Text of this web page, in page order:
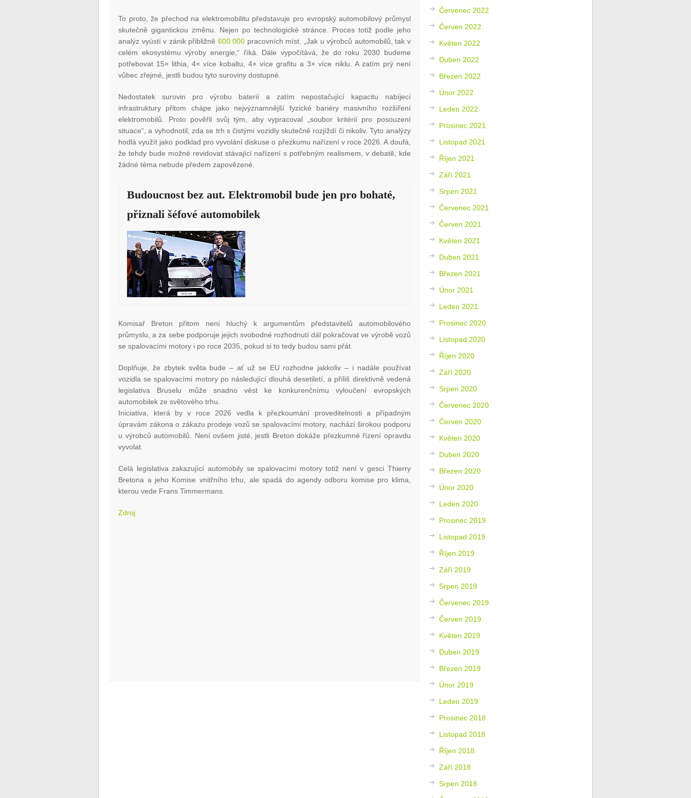
To proto, že přechod na elektromobilitu představuje pro evropský automobilový průmysl
skutečně gigantickou změnu. Nejen po technologické stránce. Proces totiž podle jeho
analýz vyústí v zánik přibližně 600 000 pracovních míst. „Jak u výrobců automobilů, tak v
celém ekosystému výroby energie,“ říká. Dále vypočítává, že do roku 2030 budeme
potřebovat 15× lithia, 4× více kobaltu, 4× více grafitu a 3× více niklu. A zatím prý není
vůbec zřejmé, jestli budou tyto suroviny dostupné.
Nedostatek surovin pro výrobu baterií a zatím nepostačující kapacitu nabíjecí
infrastruktury přitom chápe jako nejvýznamnější fyzické bariéry masivního rozšíření
elektromobilů. Proto pověřil svůj tým, aby vypracoval „soubor kritérií pro posouzení
situace“, a vyhodnotil, zda se trh s čistými vozidly skutečně rozjíždí či nikoliv. Tyto analýzy
hodlá využít jako podklad pro vyvolání diskuse o přezkumu nařízení v roce 2026. A doufá,
že tehdy bude možné revidovat stávající nařízení s potřebným realismem, v debatě, kde
žádné téma nebude předem zapovězené.
Budoucnost bez aut. Elektromobil bude jen pro bohaté,
přiznali šéfové automobilek
Komisař Breton přitom není hluchý k argumentům představitelů automobilového
průmyslu, a za sebe podporuje jejich svobodné rozhodnutí dál pokračovat ve výrobě vozů
se spalovacími motory i po roce 2035, pokud si to tedy budou sami přát.
Doplňuje, že zbytek světa bude – ať už se EU rozhodne jakkoliv – i nadále používat
vozidla se spalovacími motory po následující dlouhá desetiletí, a příliš direktivně vedená
legislativa Bruselu může snadno vést ke konkurenčnímu vyloučení evropských
automobilek ze světového trhu.
Iniciativa, která by v roce 2026 vedla k přezkoumání proveditelnosti a případným
úpravám zákona o zákazu prodeje vozů se spalovacími motory, nachází širokou podporu
u výrobců automobilů. Není ovšem jisté, jestli Breton dokáže přezkumné řízení opravdu
vyvolat.
Celá legislativa zakazující automobily se spalovacími motory totiž není v gesci Thierry
Bretona a jeho Komise vnitřního trhu, ale spadá do agendy odboru komise pro klima,
kterou vede Frans Timmermans.
Zdroj
Červenec 2022
Červen 2022
Květen 2022
Duben 2022
Březen 2022
Únor 2022
Leden 2022
Prosinec 2021
Listopad 2021
Říjen 2021
Září 2021
Srpen 2021
Červenec 2021
Červen 2021
Květen 2021
Duben 2021
Březen 2021
Únor 2021
Leden 2021
Prosinec 2020
Listopad 2020
Říjen 2020
Září 2020
Srpen 2020
Červenec 2020
Červen 2020
Květen 2020
Duben 2020
Březen 2020
Únor 2020
Leden 2020
Prosinec 2019
Listopad 2019
Říjen 2019
Září 2019
Srpen 2019
Červenec 2019
Červen 2019
Květen 2019
Duben 2019
Březen 2019
Únor 2019
Leden 2019
Prosinec 2018
Listopad 2018
Říjen 2018
Září 2018
Srpen 2018